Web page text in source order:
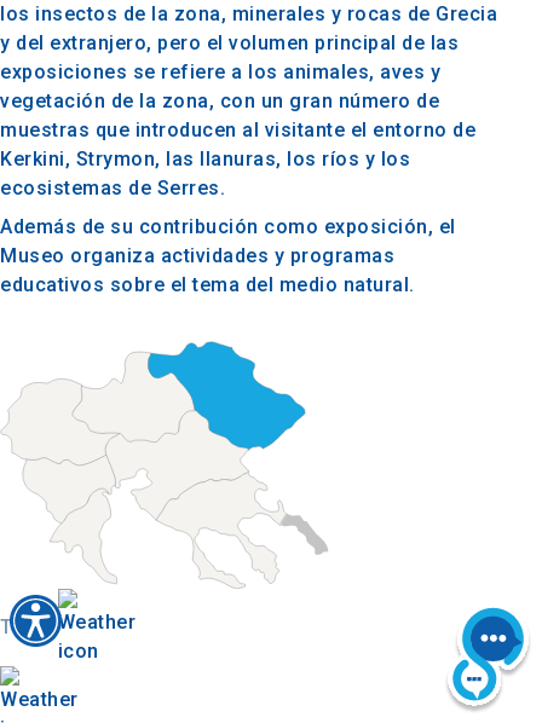
los insectos de la zona, minerales y rocas de Grecia
y del extranjero, pero el volumen principal de las
exposiciones se refiere a los animales, aves y
vegetación de la zona, con un gran número de
muestras que introducen al visitante el entorno de
Kerkini, Strymon, las llanuras, los ríos y los
ecosistemas de Serres.
Además de su contribución como exposición, el
Museo organiza actividades y programas
educativos sobre el tema del medio natural.
Today